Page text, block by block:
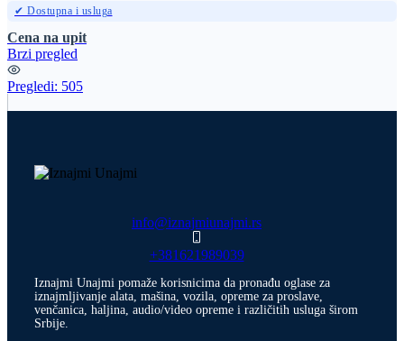
✔ Dostupna i usluga
Cena na upit
Brzi pregled
Pregledi: 505
info@iznajmiunajmi.rs
+381621989039
Iznajmi Unajmi pomaže korisnicima da pronađu oglase za
iznajmljivanje alata, mašina, vozila, opreme za proslave,
venčanica, haljina, audio/video opreme i različitih usluga širom
Srbije.